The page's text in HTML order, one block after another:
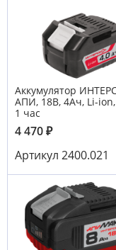
Аккумулятор
АПИ, 18В, 4Ач, Li-
1 час
4 470₽
Артикул 2400.021